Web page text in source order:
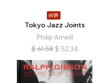
85折
Tokyo Jazz Joints
Philip Arneill
$ 61.58 $ 52.34